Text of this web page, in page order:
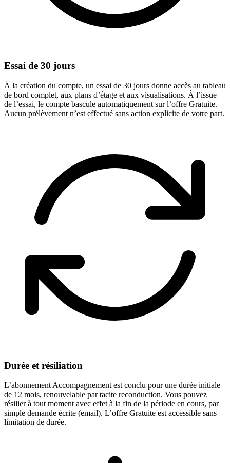
Essai de 30 jours
À la création du compte, un essai de 30 jours donne accès au tableau
de bord complet, aux plans d’étage et aux visualisations. À l’issue
de l’essai, le compte bascule automatiquement sur l’offre Gratuite.
Aucun prélèvement n’est effectué sans action explicite de votre part.
Durée et résiliation
L’abonnement Accompagnement est conclu pour une durée initiale
de 12 mois, renouvelable par tacite reconduction. Vous pouvez
résilier à tout moment avec effet à la fin de la période en cours, par
simple demande écrite (email). L’offre Gratuite est accessible sans
limitation de durée.